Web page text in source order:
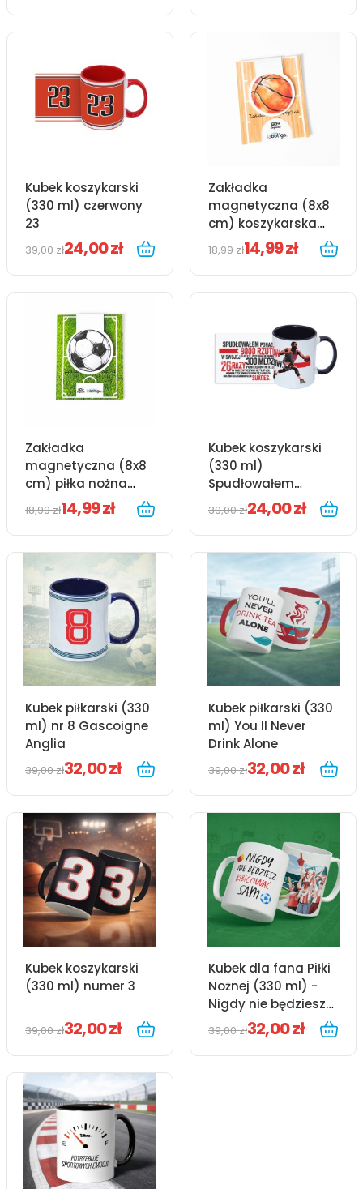
Kubek koszykarski
(330 ml) czerwony
23
39,00 zł24,00 zł
Zakładka
magnetyczna (8x8
cm) koszykarska
koszykówka
18,99 zł14,99 zł
Zakładka
magnetyczna (8x8
cm) piłka nożna
piłkarska mundial
18,99 zł14,99 zł
Kubek koszykarski
(330 ml)
Spudłowałem
ponad 9000 rzutów
39,00 zł24,00 zł
Kubek piłkarski (330
ml) nr 8 Gascoigne
Anglia
39,00 zł32,00 zł
Kubek piłkarski (330
ml) You ll Never
Drink Alone
39,00 zł32,00 zł
Kubek koszykarski
(330 ml) numer 3
39,00 zł32,00 zł
Kubek dla fana Piłki
Nożnej (330 ml) -
Nigdy nie będziesz
kibicować sam
39,00 zł32,00 zł